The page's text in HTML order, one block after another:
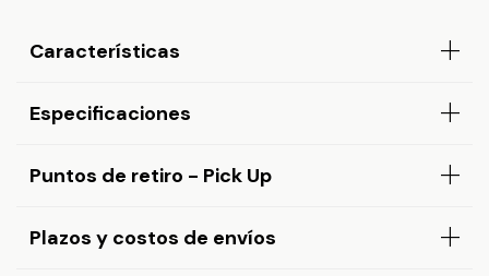
Características
Especificaciones
Puntos de retiro - Pick Up
Plazos y costos de envíos